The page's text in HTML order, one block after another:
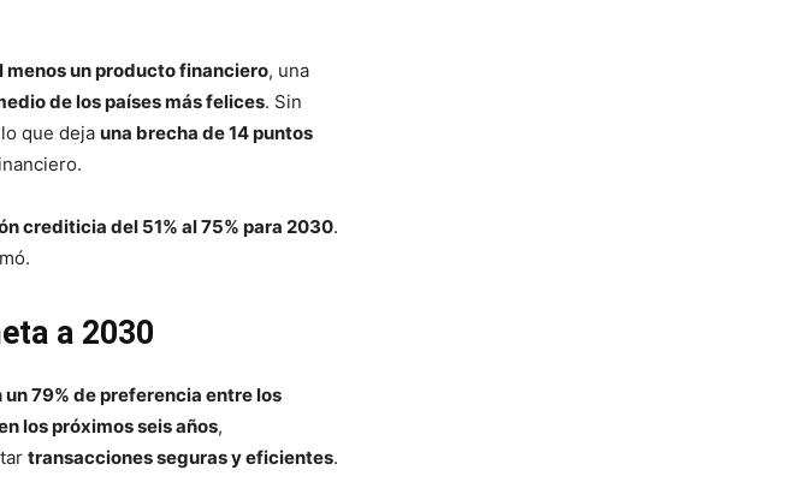
menos un producto financiero, una
de los países más felices. Sin
que deja una brecha de 14 puntos
crediticia del 51% al 75% para 2030.
a 2030
79% de preferencia entre los
los próximos seis años,
transacciones seguras y eficientes.